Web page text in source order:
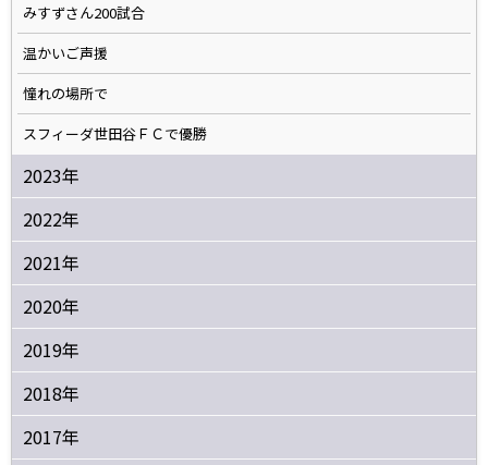
みすずさん200試合
温かいご声援
憧れの場所で
スフィーダ世田谷ＦＣで優勝
2023年
2022年
2021年
2020年
2019年
2018年
2017年